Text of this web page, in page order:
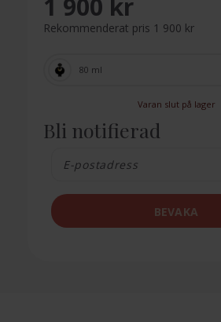
1 900 kr
Rekommenderat pris 1 900 kr
80 ml
Varan slut på lager
Bli notifierad
BEVAKA